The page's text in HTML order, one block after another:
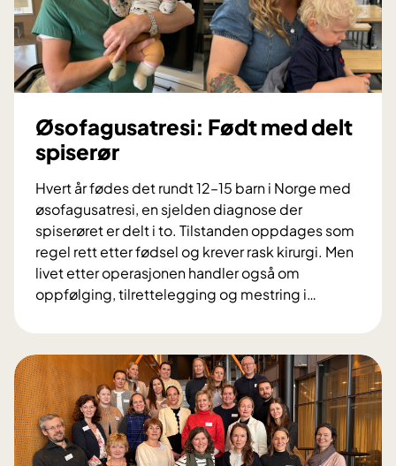
Øsofagusatresi: Født med delt
spiserør
Hvert år fødes det rundt 12–15 barn i Norge med
øsofagusatresi, en sjelden diagnose der
spiserøret er delt i to. Tilstanden oppdages som
regel rett etter fødsel og krever rask kirurgi. Men
livet etter operasjonen handler også om
oppfølging, tilrettelegging og mestring i…
s
o
f
a
g
u